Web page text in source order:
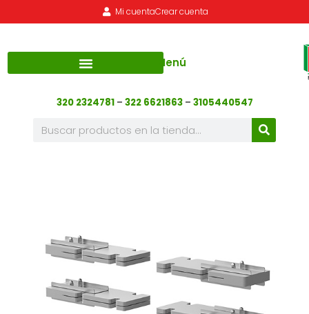
Mi cuentaCrear cuenta
Menú
320 2324781– 322 6621863 – 3105440547